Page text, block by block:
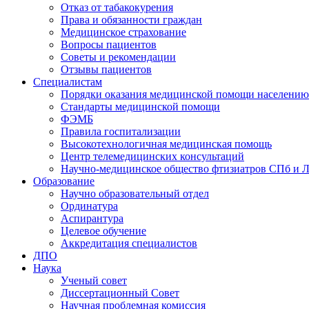
Отказ от табакокурения
Права и обязанности граждан
Медицинское страхование
Вопросы пациентов
Советы и рекомендации
Отзывы пациентов
Специалистам
Порядки оказания медицинской помощи населению
Стандарты медицинской помощи
ФЭМБ
Правила госпитализации
Высокотехнологичная медицинская помощь
Центр телемедицинских консультаций
Научно-медицинское общество фтизиатров СПб и
Образование
Научно образовательный отдел
Ординатура
Аспирантура
Целевое обучение
Аккредитация специалистов
ДПО
Наука
Ученый совет
Диссертационный Совет
Научная проблемная комиссия